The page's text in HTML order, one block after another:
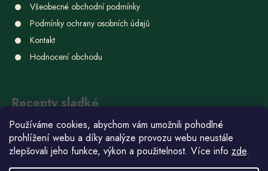
Používáme cookies, abychom vám umožnili pohodlné
prohlížení webu a díky analýze provozu webu neustále
zlepšovali jeho funkce, výkon a použitelnost. Více info zde.
Všeobecné obchodní podmínky
Podmínky ochrany osobních údajů
Kontakt
Hodnocení obchodu
Recepty sladké
Ube chlebíček
22.6.2026
Domácí bonbóny